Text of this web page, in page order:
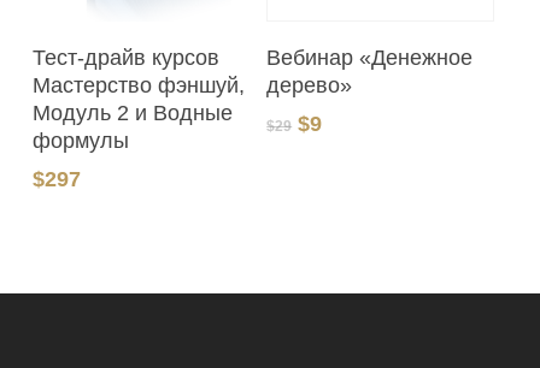
В Корзину
Тест-драйв курсов
Мастерство фэншуй,
Модуль 2 и Водные
формулы
$297
Вебинар «Денежное
дерево»
$29 Первоначальная
$9Текущая